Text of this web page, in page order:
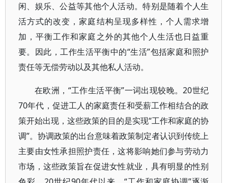
闲、娱乐、公益等其他个人活动。特别是随着个人生
活方式的改变，家庭结构呈现多样性，个人需求增
加，平衡工作和家庭之外的其他个人生活也日益重
要。因此，工作生活平衡中的“生活”包括家庭和照护
责任等无偿劳动以及其他私人活动。
在欧洲，“工作生活平衡”一词出现较晚。20世纪
70年代，促进工人的家庭责任和受薪工作相结合的政
策开始出现，这些政策的目的是实现“工作和家庭的协
调”。协调政策的出台意味着政策制定者认识到传统上
主要由女性承担照护责任，这将影响她们参与劳动力
市场，这些政策旨在促进女性就业，具有明显的性别